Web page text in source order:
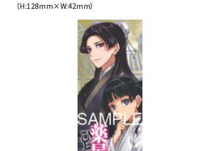
（H:128mm×W:42mm）